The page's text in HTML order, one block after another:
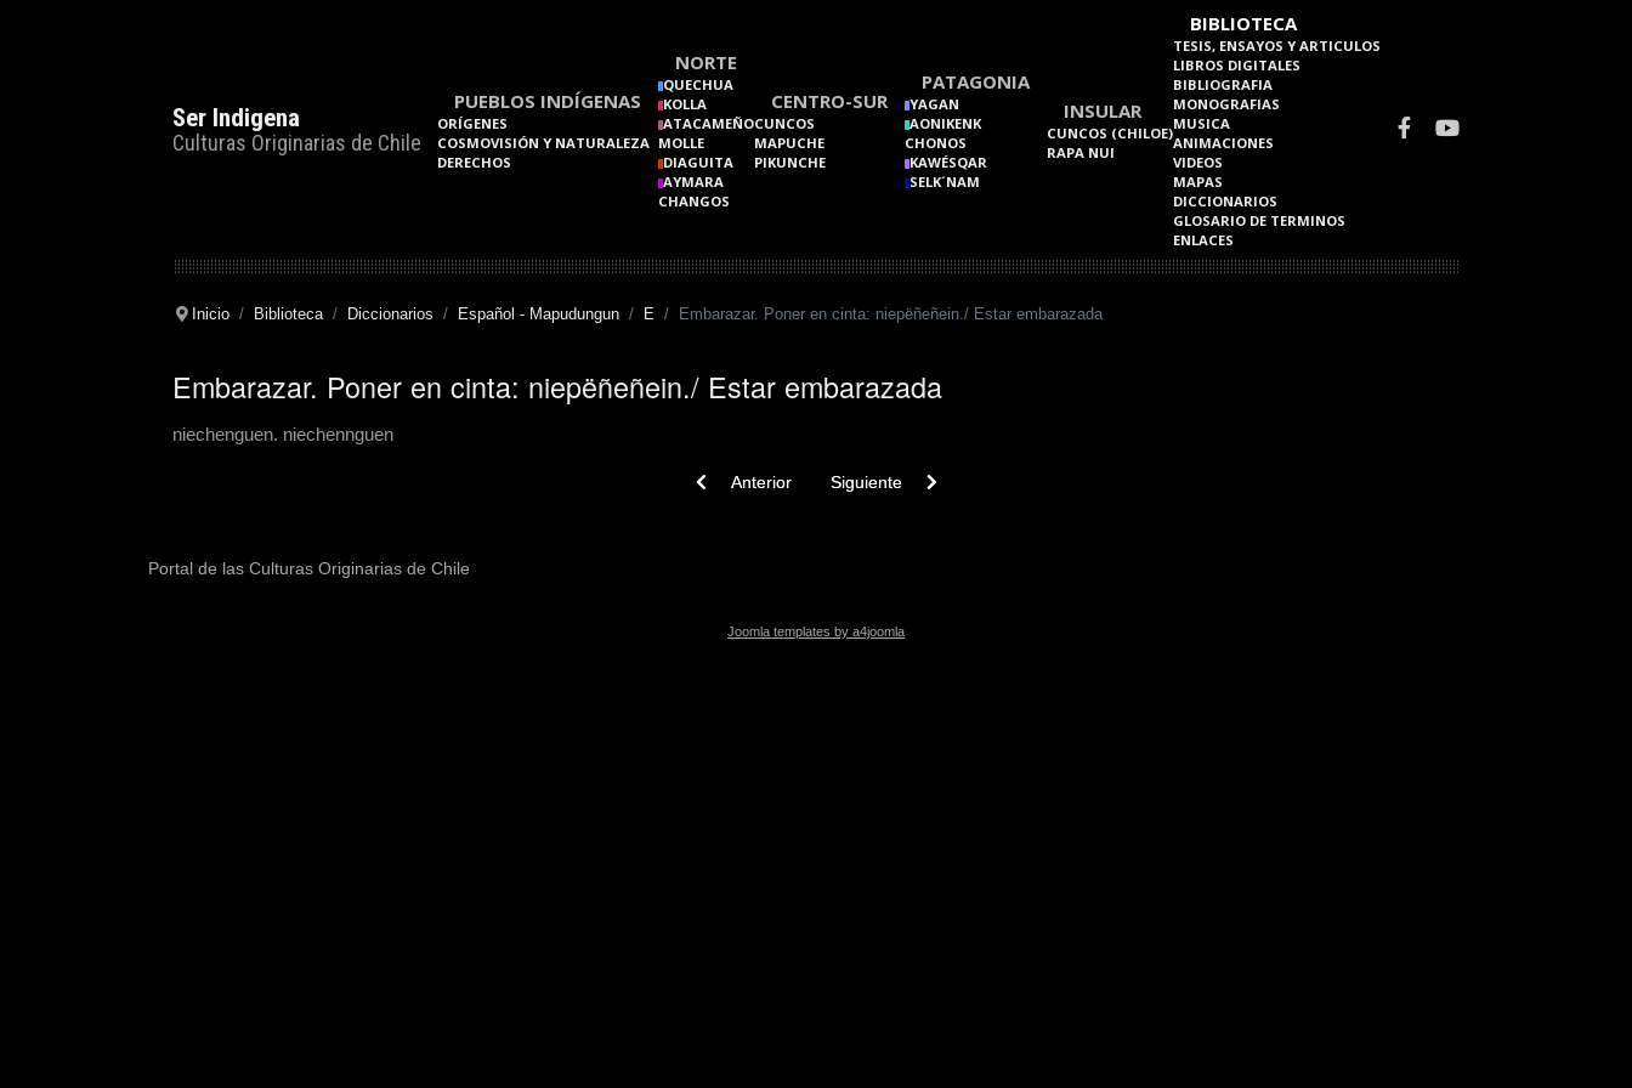
Ser Indigena
Culturas Originarias de Chile
PUEBLOS INDÍGENAS
ORÍGENES
COSMOVISIÓN Y NATURALEZA
DERECHOS
NORTE
QUECHUA
KOLLA
ATACAMEÑO
MOLLE
DIAGUITA
AYMARA
CHANGOS
CENTRO-SUR
CUNCOS
MAPUCHE
PIKUNCHE
PATAGONIA
YAGAN
AONIKENK
CHONOS
KAWÉSQAR
SELK´NAM
INSULAR
CUNCOS (CHILOE)
RAPA NUI
BIBLIOTECA
TESIS, ENSAYOS Y ARTICULOS
LIBROS DIGITALES
BIBLIOGRAFIA
MONOGRAFIAS
MUSICA
ANIMACIONES
VIDEOS
MAPAS
DICCIONARIOS
GLOSARIO DE TERMINOS
ENLACES
Inicio Biblioteca Diccionarios Español - Mapudungun E Embarazar. Poner en cinta: niepëñeñein./ Estar embarazada
Embarazar. Poner en cinta: niepëñeñein./ Estar embarazada
niechenguen. niechennguen
Previous article: Elocuente (adj.). Orador. Parlamentario (sust.)
Anterior Next article: Embarrarse
Siguiente
Portal de las Culturas Originarias de Chile
Joomla templates by a4joomla